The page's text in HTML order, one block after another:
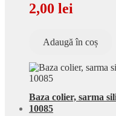
2,00 lei
Adaugă în coș
Baza colier, sarma
10085